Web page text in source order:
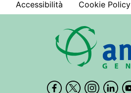
Accessibilità
Cookie Policy